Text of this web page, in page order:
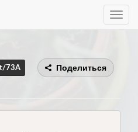
Toggle
t/73A Поделиться